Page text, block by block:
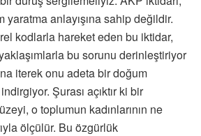
yaratma anlayışına sahip değildir.
kodlarla hareket eden bu iktidar,
bu sorunu derinleştiriyor
iterek onu adeta bir doğum
Şurası açıktır ki bir
o toplumun kadınlarının ne
ölçülür. Bu özgürlük